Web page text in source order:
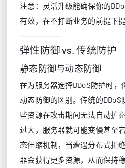
注意：灵活升级能确保你的
有效，在不打断业务的前提下
弹性防御 vs. 传统防护
静态防御与动态防御
在为服务器选择DDoS防护时，
动态防御的区别。传统的DDoS
些资源在攻击期间无法自动扩
过大，服务器就可能变慢甚至
态伸缩机制，当遭遇分布式拒
器会获得更多资源，从而保持